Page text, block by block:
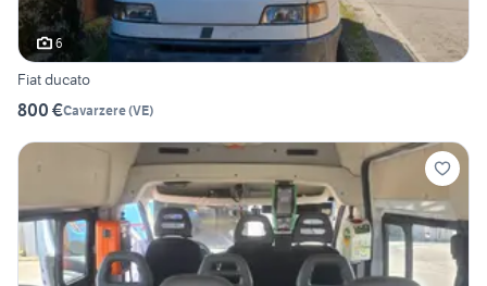
6
Fiat ducato
800 €Cavarzere(VE)